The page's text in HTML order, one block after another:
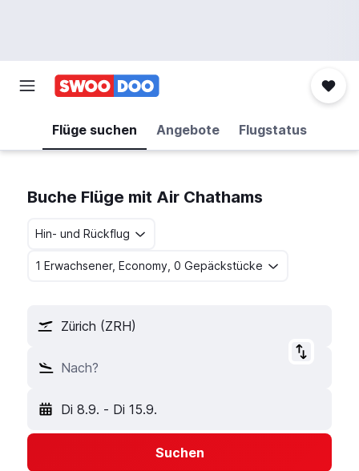
Flüge suchen Angebote Flugstatus
Buche Flüge mit Air Chathams
Hin- und Rückflug
1 Erwachsener, Economy, 0 Gepäckstücke
Zürich (ZRH)
Nach?
Di 8.9. - Di 15.9.
Suchen